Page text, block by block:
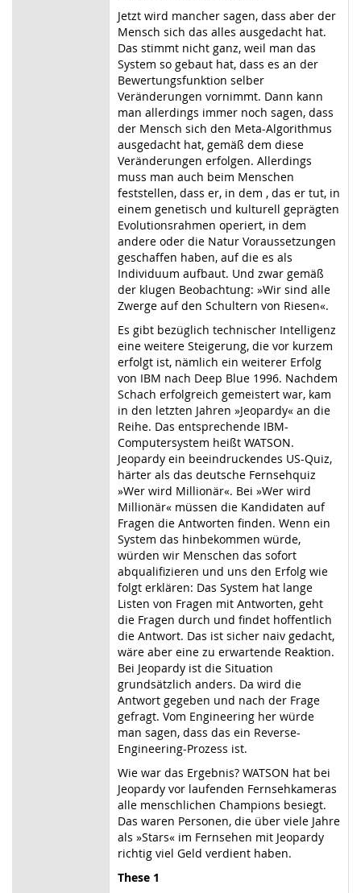
Jetzt wird mancher sagen, dass aber der
Mensch sich das alles ausgedacht hat.
Das stimmt nicht ganz, weil man das
System so gebaut hat, dass es an der
Bewertungsfunktion selber
Veränderungen vornimmt. Dann kann
man allerdings immer noch sagen, dass
der Mensch sich den Meta-Algorithmus
ausgedacht hat, gemäß dem diese
Veränderungen erfolgen. Allerdings
muss man auch beim Menschen
feststellen, dass er, in dem , das er tut, in
einem genetisch und kulturell geprägten
Evolutionsrahmen operiert, in dem
andere oder die Natur Voraussetzungen
geschaffen haben, auf die es als
Individuum aufbaut. Und zwar gemäß
der klugen Beobachtung: »Wir sind alle
Zwerge auf den Schultern von Riesen«.
Es gibt bezüglich technischer Intelligenz
eine weitere Steigerung, die vor kurzem
erfolgt ist, nämlich ein weiterer Erfolg
von IBM nach Deep Blue 1996. Nachdem
Schach erfolgreich gemeistert war, kam
in den letzten Jahren »Jeopardy« an die
Reihe. Das entsprechende IBM-
Computersystem heißt WATSON.
Jeopardy ein beeindruckendes US-Quiz,
härter als das deutsche Fernsehquiz
»Wer wird Millionär«. Bei »Wer wird
Millionär« müssen die Kandidaten auf
Fragen die Antworten finden. Wenn ein
System das hinbekommen würde,
würden wir Menschen das sofort
abqualifizieren und uns den Erfolg wie
folgt erklären: Das System hat lange
Listen von Fragen mit Antworten, geht
die Fragen durch und findet hoffentlich
die Antwort. Das ist sicher naiv gedacht,
wäre aber eine zu erwartende Reaktion.
Bei Jeopardy ist die Situation
grundsätzlich anders. Da wird die
Antwort gegeben und nach der Frage
gefragt. Vom Engineering her würde
man sagen, dass das ein Reverse-
Engineering-Prozess ist.
Wie war das Ergebnis? WATSON hat bei
Jeopardy vor laufenden Fernsehkameras
alle menschlichen Champions besiegt.
Das waren Personen, die über viele Jahre
als »Stars« im Fernsehen mit Jeopardy
richtig viel Geld verdient haben.
These 1